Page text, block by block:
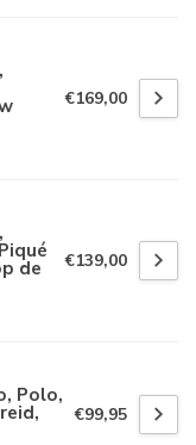
€169,00
de €139,00
Polo,
€99,95